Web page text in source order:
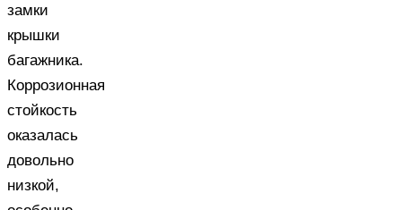
замки
крышки
багажника.
Коррозионная
стойкость
оказалась
довольно
низкой,